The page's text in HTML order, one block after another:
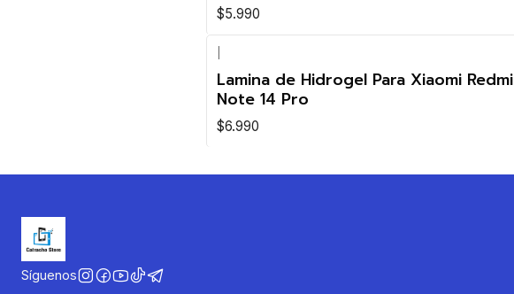
$5.990
Lamina de Hidrogel Para Xiaomi Redmi
Note 14 Pro
$6.990
Síguenos